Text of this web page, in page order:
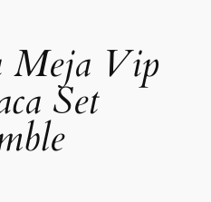
Meja Vip
Set